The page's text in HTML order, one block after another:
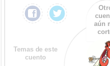
Temas de este
cuento
aún